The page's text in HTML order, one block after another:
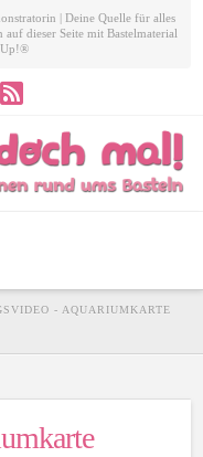
| Deine Quelle für alles
dieser Seite mit Bastelmaterial
Up!®
- AQUARIUMKARTE